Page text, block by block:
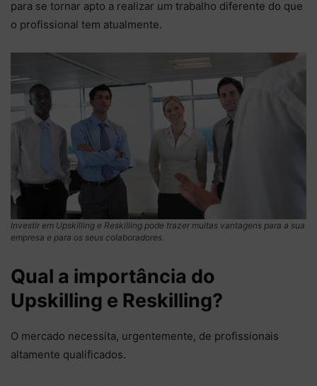
para se tornar apto a realizar um trabalho diferente do que
o profissional tem atualmente.
Investir em Upskilling e Reskilling pode trazer muitas vantagens para a sua
empresa e para os seus colaboradores.
Qual a importância do
Upskilling e Reskilling?
O mercado necessita, urgentemente, de profissionais
altamente qualificados.